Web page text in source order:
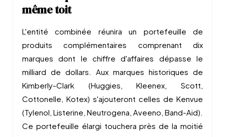
même toit
L'entité combinée réunira un portefeuille de
produits complémentaires comprenant dix
marques dont le chiffre d'affaires dépasse le
milliard de dollars. Aux marques historiques de
Kimberly-Clark (Huggies, Kleenex, Scott,
Cottonelle, Kotex) s'ajouteront celles de Kenvue
(Tylenol, Listerine, Neutrogena, Aveeno, Band-Aid).
Ce portefeuille élargi touchera près de la moitié